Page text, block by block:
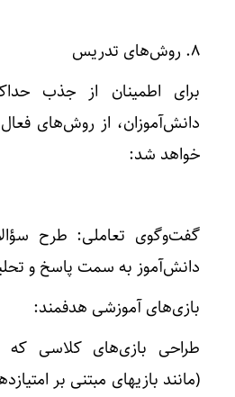
۸. روش‌های تدریس
برای اطمینان از جذب
دانش‌آموزان، از روش‌های
خواهد شد:
گفت‌وگوی تعاملی: طرح
دانش‌آموز به سمت پاسخ و
بازی‌های آموزشی هدفمند:
طراحی بازی‌های کلاسی که
(مانند بازیهای مبتنی بر